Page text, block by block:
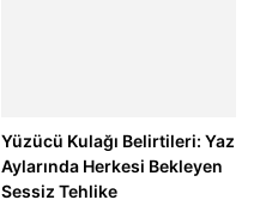
Yüzücü Kulağı Belirtileri: Yaz
Aylarında Herkesi Bekleyen
Sessiz Tehlike